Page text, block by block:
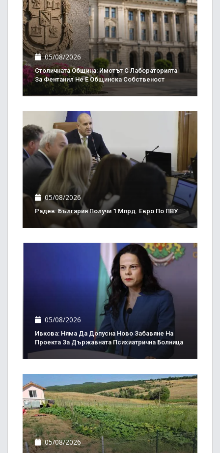
05/08/2026
Столичната Община: Имотът С Лабораторията
За Фентанил Не Е Общинска Собственост
05/08/2026
Радев: България Получи 1 Млрд. Евро По ПВУ
05/08/2026
Ивкова: Няма Да Допусна Ново Забавяне На
Проекта За Държавната Психиатрична Болница
05/08/2026